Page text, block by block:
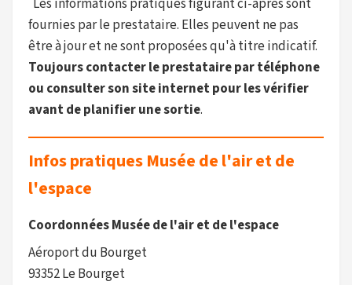
Les informations pratiques figurant ci-après sont
fournies par le prestataire. Elles peuvent ne pas
être à jour et ne sont proposées qu'à titre indicatif.
Toujours contacter le prestataire par téléphone
ou consulter son site internet pour les vérifier
avant de planifier une sortie.
Infos pratiques Musée de l'air et de
l'espace
Coordonnées Musée de l'air et de l'espace
Aéroport du Bourget
93352 Le Bourget